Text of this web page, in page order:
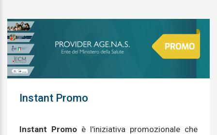
Instant Promo
Instant Promo è l'iniziativa promozionale che